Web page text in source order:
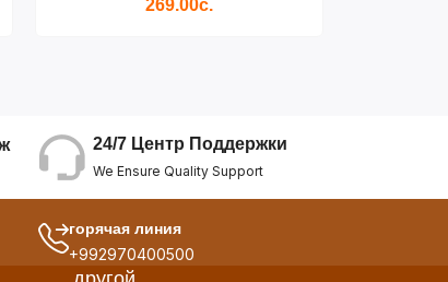
269.00с.
24/7 Центр Поддержки
We Ensure Quality Support
горячая линия
+992970400500